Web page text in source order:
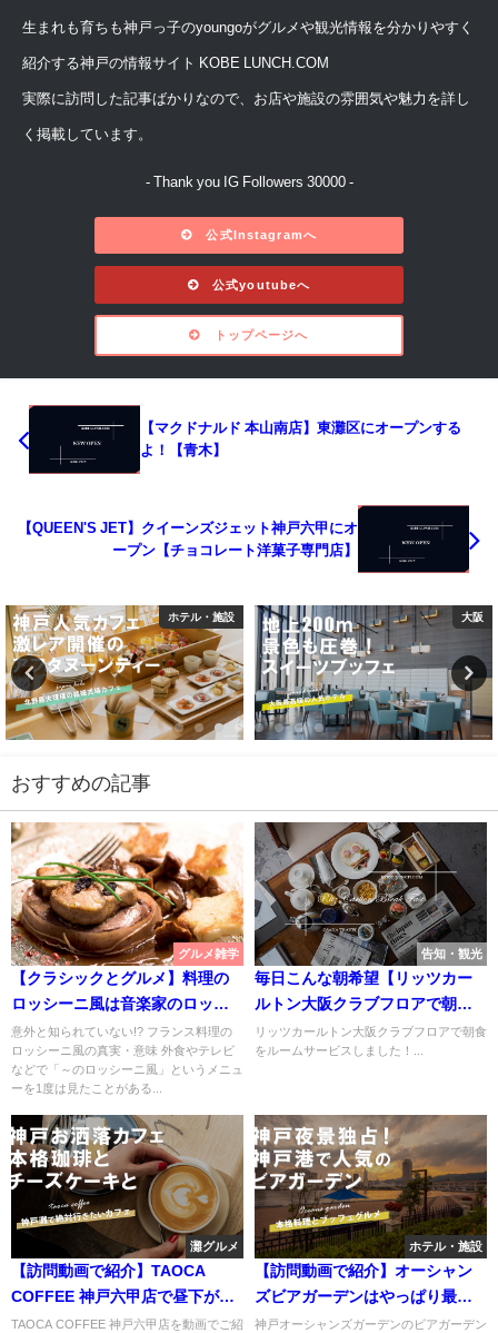
生まれも育ちも神戸っ子のyoungoがグルメや観光情報を分かりやすく
紹介する神戸の情報サイト KOBE LUNCH.COM
実際に訪問した記事ばかりなので、お店や施設の雰囲気や魅力を詳し
く掲載しています。
- Thank you IG Followers 30000 -
公式Instagramへ
公式youtubeへ
トップページへ
【マクドナルド 本山南店】東灘区にオープンする
よ！【青木】
【QUEEN'S JET】クイーンズジェット神戸六甲にオ
ープン【チョコレート洋菓子専門店】
ホテル・施設 大阪
おすすめの記事
グルメ雑学
【クラシックとグルメ】料理の
ロッシーニ風は音楽家のロッシ
ーニが由来【美食家】
意外と知られていない!? フランス料理の
ロッシーニ風の真実・意味 外食やテレビ
などで「～のロッシーニ風」というメニュ
ーを1度は見たことがある...
告知・観光
毎日こんな朝希望【リッツカー
ルトン大阪クラブフロアで朝食
をルームサービスしたよ♪】
リッツカールトン大阪クラブフロアで朝食
をルームサービスしました！...
灘グルメ
【訪問動画で紹介】TAOCA
COFFEE 神戸六甲店で昼下がり
の珈琲一杯を【店内でカフェ】
TAOCA COFFEE 神戸六甲店を動画でご紹
ホテル・施設
【訪問動画で紹介】オーシャン
ズビアガーデンはやっぱり最高
だった！【2022】
神戸オーシャンズガーデンのビアガーデン